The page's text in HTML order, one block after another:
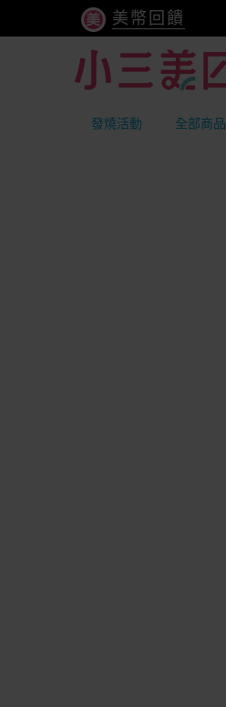
美幣回饋
發燒活動 全部商品